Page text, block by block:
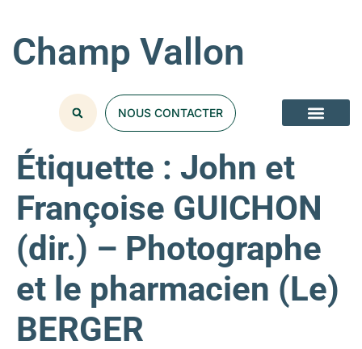
Champ Vallon
NOUS CONTACTER
Étiquette : John et
Françoise GUICHON
(dir.) – Photographe
et le pharmacien (Le)
BERGER